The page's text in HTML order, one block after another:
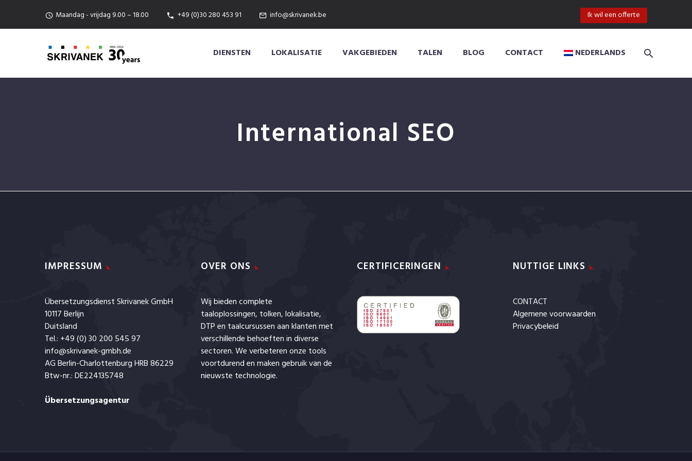
Maandag - vrijdag 9.00 – 18.00 +49 (0)30 280 453 91 info@skrivanek.be Ik wil een offerte
DIENSTEN LOKALISATIE VAKGEBIEDEN TALEN BLOG CONTACT NEDERLANDS
International SEO
IMPRESSUM
Übersetzungsdienst Skrivanek GmbH
10117 Berlijn
Duitsland
Tel.: +49 (0) 30 200 545 97
info@skrivanek-gmbh.de
AG Berlin-Charlottenburg HRB 86229
Btw-nr.: DE224135748
Übersetzungsagentur
OVER ONS
Wij bieden complete
taaloplossingen, tolken,lokalisatie,
DTP en taalcursussen aan klanten met
verschillende behoeften in diverse
sectoren. We verbeteren onze tools
voortdurend en maken gebruik van de
nieuwste technologie.
CERTIFICERINGEN NUTTIGE LINKS
CONTACT
Algemene voorwaarden
Privacybeleid